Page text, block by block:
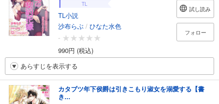
TL
TL小説
沙布らぶ / ひなた水色
-
990円 (税込)
試し読み
フォロー
あらすじを表示する
カタブツ年下侯爵は引きこもり淑女を溺愛する【書
き...